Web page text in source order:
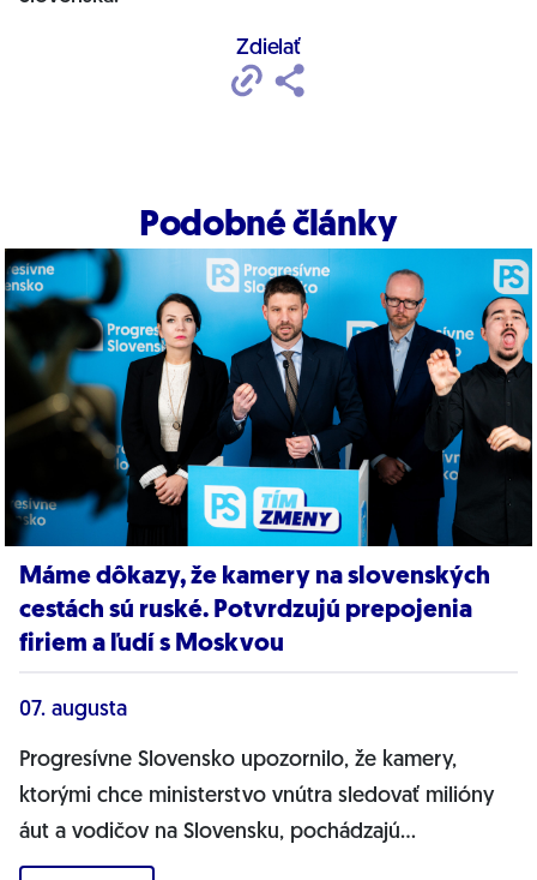
Zdielať
Podobné články
Máme dôkazy, že kamery na slovenských
cestách sú ruské. Potvrdzujú prepojenia
firiem a ľudí s Moskvou
07. augusta
Progresívne Slovensko upozornilo, že kamery,
ktorými chce ministerstvo vnútra sledovať milióny
áut a vodičov na Slovensku, pochádzajú
pravdepodobne z Ruska. Dnes hnutie prinieslo